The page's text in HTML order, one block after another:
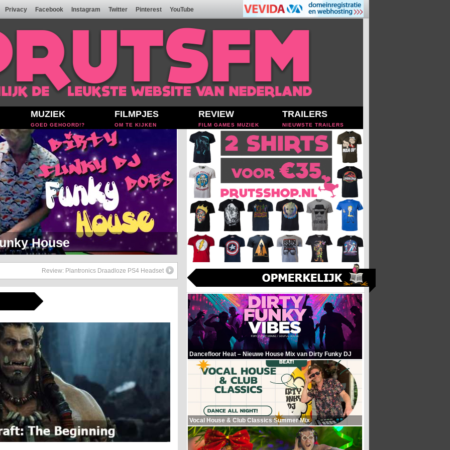
Privacy Facebook Instagram Twitter Pinterest YouTube
MUZIEK
GOED GEHOORD!?
FILMPJES
OM TE KIJKEN
REVIEW
FILM GAMES MUZIEK
TRAILERS
NIEUWSTE TRAILERS
Soul Setje
Review: Plantronics Draadloze PS4 Headset
Dancefloor Heat – Nieuwe House Mix van Dirty Funky DJ
Vocal House & Club Classics Summer Mix